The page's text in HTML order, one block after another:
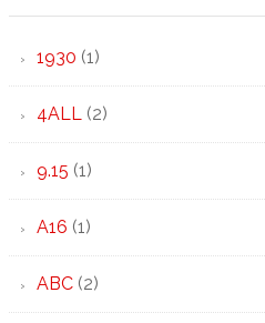
1930 (1)
4ALL(2)
9.15 (1)
A16 (1)
ABC(2)